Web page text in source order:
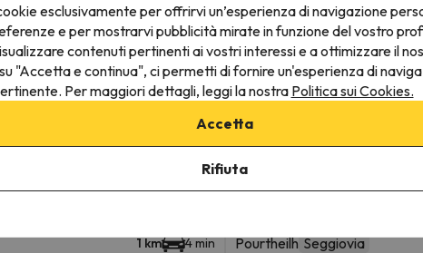
struttura.
1 km 4 min Pourtheilh Seggiovia
esclusivamente per offrirvi un’esperienza di navigazione
e per mostrarvi pubblicità mirate in funzione del vostro
contenuti pertinenti ai vostri interessi e a ottimizzare il
"Accetta e continua", ci permetti di fornire un'esperienza di
Per maggiori dettagli, leggi la nostraPolitica sui Cookies.
Accetta
Rifiuta